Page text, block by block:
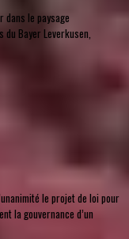
le paysage
Bayer Leverkusen,
le projet de loi pour
la gouvernance d’un